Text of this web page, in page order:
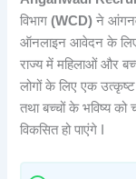
विभाग(WCD) ने
ऑनलाइन आवेदन के
राज्य में महिलाओं और
लोगों के लिए एक
तथा बच्चों के भविष्य
विकसित हो पाएंगे I